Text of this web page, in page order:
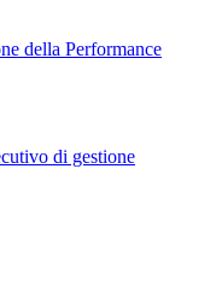
della Performance
di gestione